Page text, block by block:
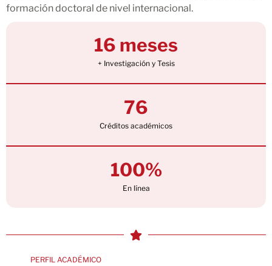
formación doctoral de nivel internacional.
16 meses
+ Investigación y Tesis
76
Créditos académicos
100%
En línea
PERFIL ACADÉMICO